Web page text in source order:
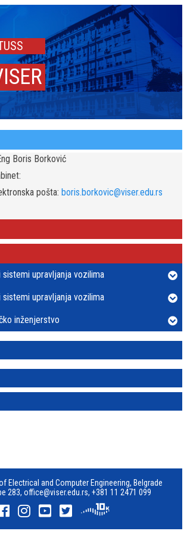
Boris Borković
pošta: boris.borkovic@viser.edu.rs
upravljanja vozilima
upravljanja vozilima
inženjerstvo
Electrical and Computer Engineering, Belgrade
283, office@viser.edu.rs, +381 11 2471 099